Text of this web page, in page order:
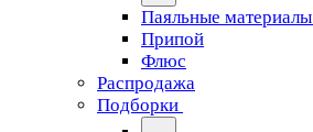
Паяльные материалы
Припой
Флюс
Распродажа
Подборки